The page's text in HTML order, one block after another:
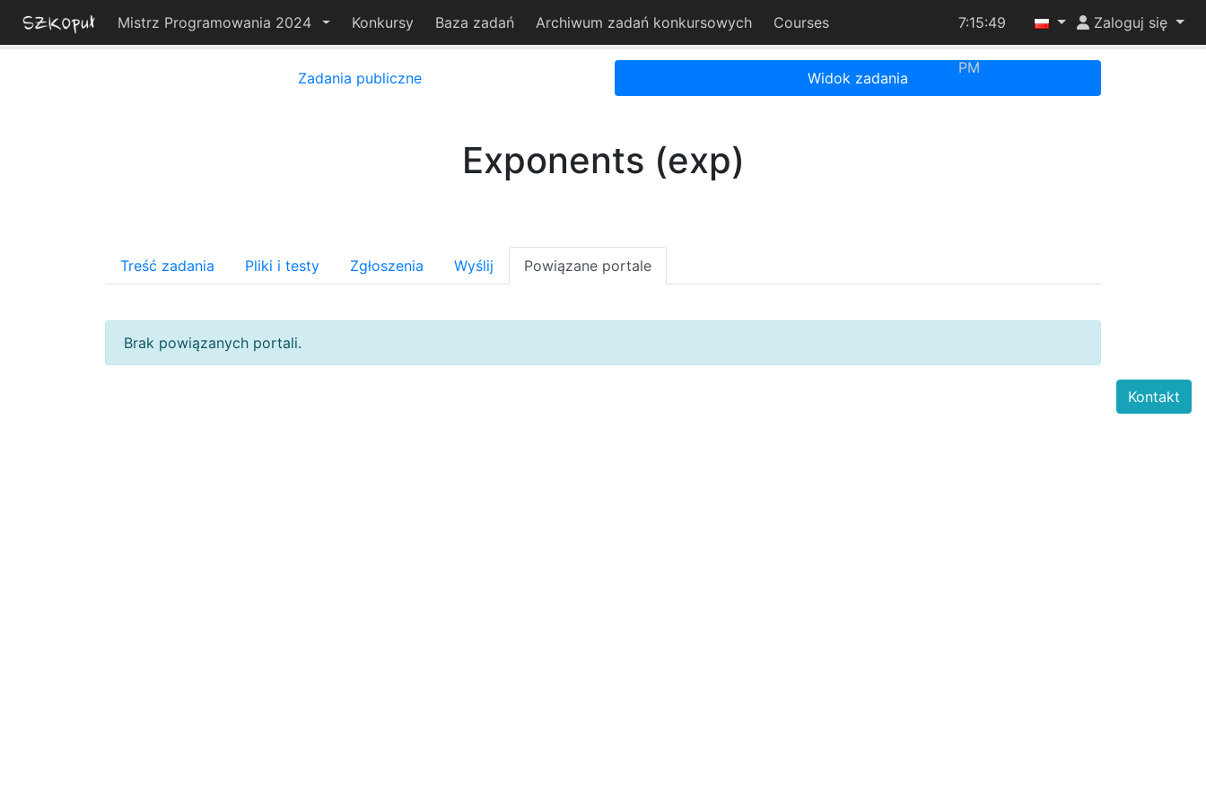
Mistrz Programowania 2024 Konkursy Baza zadań Archiwum zadań konkursowych Courses 7:15:49
PM
Zaloguj się
Zadania publiczne Widok zadania
Exponents (exp)
Treść zadania Pliki i testy Zgłoszenia Wyślij Powiązane portale
Brak powiązanych portali.
Kontakt